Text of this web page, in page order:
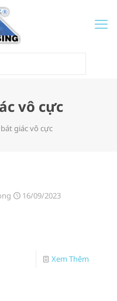
vô cực
giác vô cực
16/09/2023
Xem Thêm